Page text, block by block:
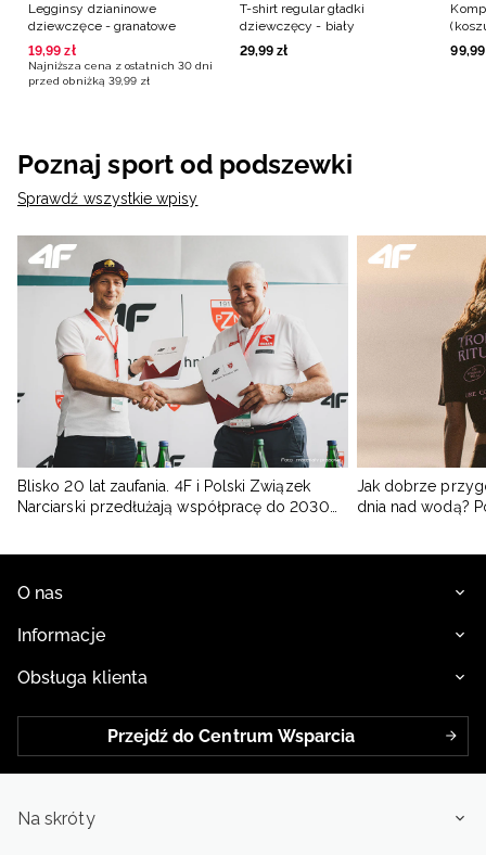
Legginsy dzianinowe
dziewczęce - granatowe
19,99 zł
Najniższa cena z ostatnich 30 dni
przed obniżką 39,99 zł
T-shirt regular gładki
dziewczęcy - biały
29,99 zł 99,99
Poznaj sport od podszewki
Sprawdź wszystkie wpisy
Blisko 20 lat zaufania. 4F i Polski Związek
Narciarski przedłużają współpracę do 2030
Jak dobrze
dnia nad wodą?
O nas
Informacje
Obsługa klienta
Przejdź do Centrum Wsparcia
Na skróty